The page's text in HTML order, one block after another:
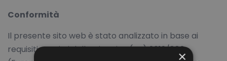
Conformità
Il presente sito web è stato analizzato in base ai
requisiti previsti dalla Direttiva (UE) 2019/882
×